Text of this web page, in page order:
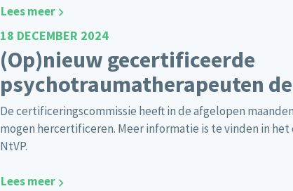
Lees meer
18 DECEMBER 2024
(Op)nieuw gecertificeerde
psychotraumatherapeuten
De certificeringscommissie heeft in de afgelopen
mogen hercertificeren. Meer informatie is te vinden in
NtVP.
Lees meer